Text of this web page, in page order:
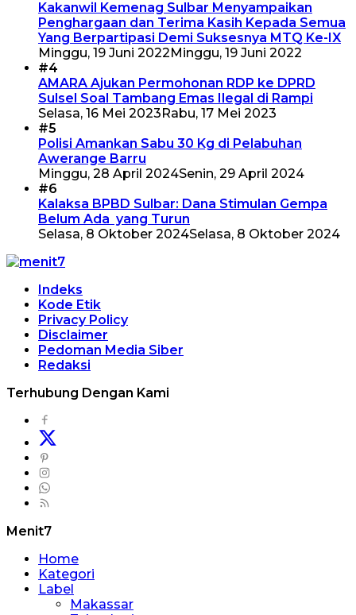
Kakanwil Kemenag Sulbar Menyampaikan
Penghargaan dan Terima Kasih Kepada Semua
Yang Berpartipasi Demi Suksesnya MTQ Ke-IX
Minggu, 19 Juni 2022 Minggu, 19 Juni 2022
#4
AMARA Ajukan Permohonan RDP ke DPRD
Sulsel Soal Tambang Emas Ilegal di Rampi
Selasa, 16 Mei 2023 Rabu, 17 Mei 2023
#5
Polisi Amankan Sabu 30 Kg di Pelabuhan
Awerange Barru
Minggu, 28 April 2024Senin, 29 April 2024
#6
Kalaksa BPBD Sulbar: Dana Stimulan Gempa
Belum Ada yang Turun
Selasa, 8 Oktober 2024Selasa, 8 Oktober 2024
Indeks
Kode Etik
Privacy Policy
Disclaimer
Pedoman Media Siber
Redaksi
Terhubung Dengan Kami
Menit7
Home
Kategori
Label
Makassar